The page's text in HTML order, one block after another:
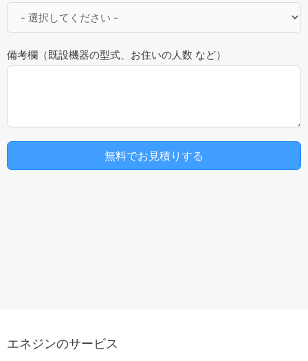
備考欄（既設機器の型式、お住いの人数 など）
無料でお見積りする
エネジンのサービス